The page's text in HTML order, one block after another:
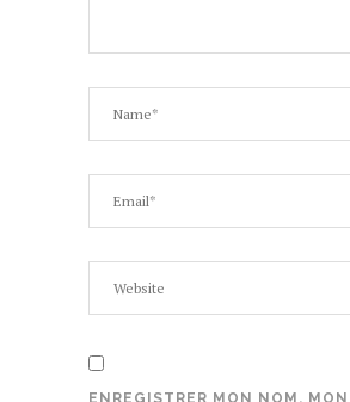
ENREGISTRER MON NOM,